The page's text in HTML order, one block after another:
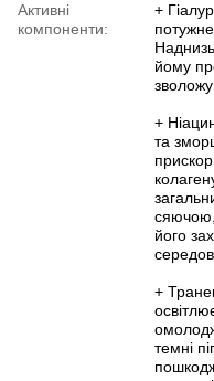
Активні
компоненти:
+
йому
+
та
його
+
темні